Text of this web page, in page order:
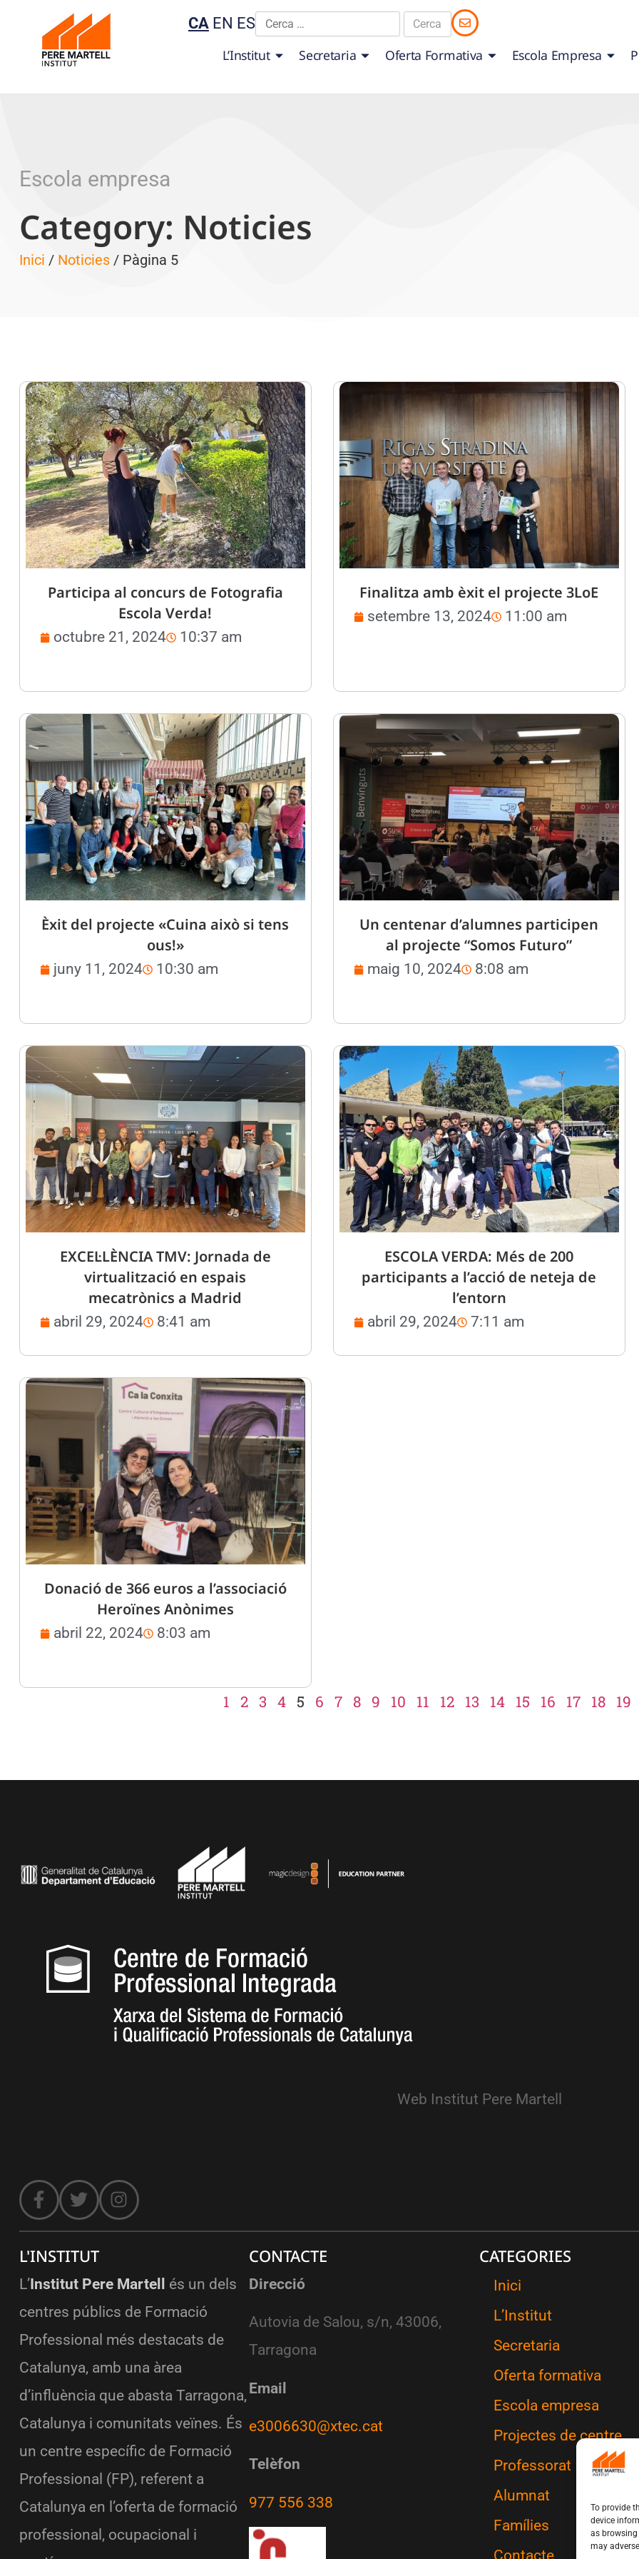
To provide
device
as
may
CA EN ES
L’Institut Secretaria Oferta Formativa Escola Empresa
Escola empresa
Category: Noticies
Inici / Noticies/ Pàgina 5
Participa al concurs de Fotografia
Escola Verda!
octubre 21, 2024 10:37 am
Finalitza amb èxit el projecte 3LoE
setembre 13, 2024 11:00 am
Èxit del projecte «Cuina això si tens
ous!»
juny 11, 2024 10:30 am
Un centenar d’alumnes participen
al projecte “Somos Futuro”
maig 10, 2024 8:08 am
EXCEL·LÈNCIA TMV: Jornada de
virtualització en espais
mecatrònics a Madrid
abril 29, 2024 8:41 am
ESCOLA VERDA: Més de 200
participants a l’acció de neteja de
l’entorn
abril 29, 2024 7:11 am
Donació de 366 euros a l’associació
Heroïnes Anònimes
abril 22, 2024 8:03 am
1 2 3 4 5 6 7 8 9 10 11 12 13 14 15 16 17 18 19
Web Institut Pere Martell
L'INSTITUT
L’Institut Pere Martell
és un dels
centres públics de Formació
Professional més destacats de
Catalunya, amb una àrea
d’influència que abasta Tarragona,
Catalunya i comunitats veïnes. És
un centre específic de Formació
Professional (FP), referent a
Catalunya en l’oferta de formació
professional, ocupacional i
CONTACTE
Direcció
Autovia de Salou, s/n, 43006,
Tarragona
Email
e3006630@xtec.cat
Telèfon
977 556 338
CATEGORIES
Inici
L’Institut
Secretaria
Oferta formativa
Escola empresa
Projectes de centre
Professorat
Alumnat
Famílies
Contacte